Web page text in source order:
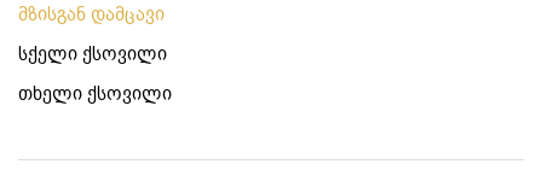
მზისგან დამცავი
სქელი ქსოვილი
თხელი ქსოვილი